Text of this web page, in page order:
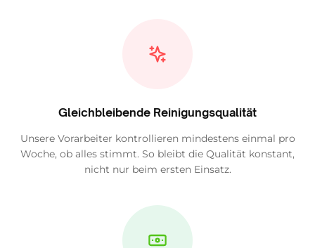
Gleichbleibende Reinigungsqualität
Unsere Vorarbeiter kontrollieren mindestens einmal pro
Woche, ob alles stimmt. So bleibt die Qualität konstant,
nicht nur beim ersten Einsatz.